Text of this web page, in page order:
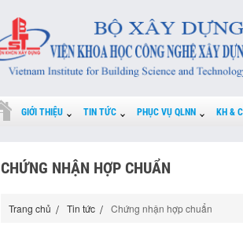
GIỚI THIỆU TIN TỨC PHỤC VỤ QLNN KH &
CHỨNG NHẬN HỢP CHUẨN
Trang chủ Tin tức Chứng nhận hợp chuẩn